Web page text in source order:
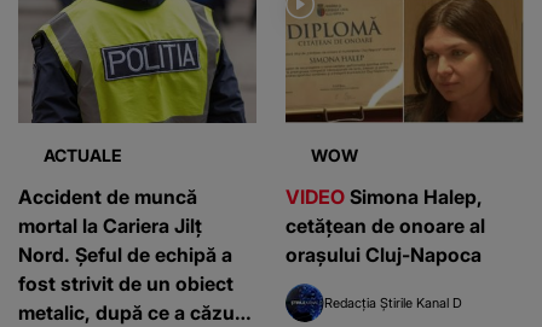
ACTUALE
Accident de muncă
mortal la Cariera Jilț
Nord. Șeful de echipă a
fost strivit de un obiect
metalic, după ce a căzut
WOW
VIDEO Simona Halep,
cetățean de onoare al
orașului Cluj-Napoca
Redacția Știrile Kanal D